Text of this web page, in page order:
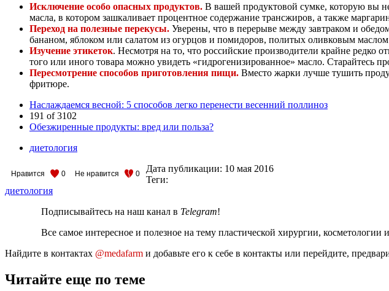
Исключение особо опасных продуктов. В вашей продуктовой сумке, которую вы
масла, в котором зашкаливает процентное содержание трансжиров, а также
Переход на полезные перекусы. Уверены, что в перерыве между завтраком и
бананом, яблоком или салатом из огурцов и помидоров, политых оливковым
Изучение этикеток. Несмотря на то, что российские производители крайне редко
того или иного товара можно увидеть «гидрогенизированное» масло. Старайтесь
Пересмотрение способов приготовления пищи. Вместо жарки лучше тушить
фритюре.
Наслаждаемся весной: 5 способов легко перенести весенний поллиноз
191 of 3102
Обезжиренные продукты: вред или польза?
диетология
Нравится 0 Не нравится 0 Дата публикации: 10 мая 2016
Теги:
диетология
Подписывайтесь на наш канал в Telegram!
Все самое интересное и полезное на тему пластической хирургии, косметологии
Найдите в контактах @medafarm и добавьте его к себе в контакты или перейдите,
Читайте еще по теме